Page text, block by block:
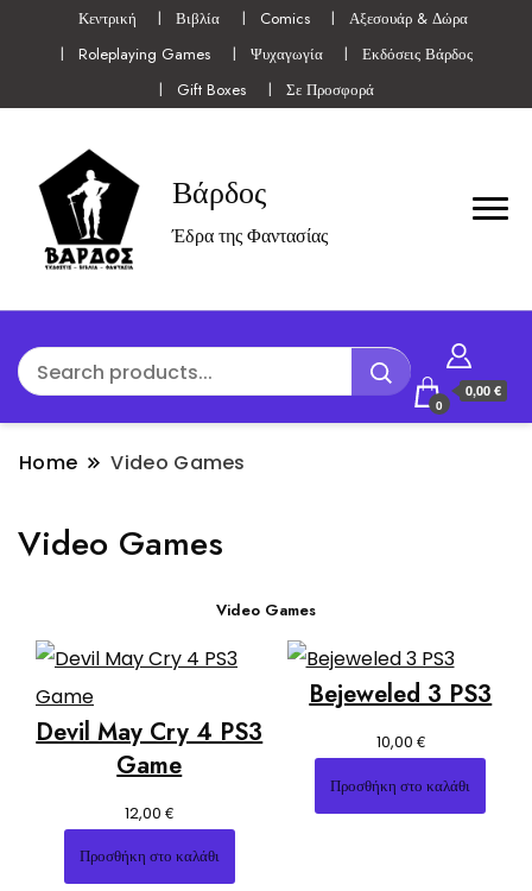
Κεντρική Βιβλία Comics
Αξεσουάρ & Δώρα
Roleplaying Games
Ψυχαγωγία
Εκδόσεις Βάρδος
Gift Boxes
Σε Προσφορά
Βάρδος
Έδρα της Φαντασίας
0
0,00 €
Home Video Games
Video Games
Video Games
Devil May Cry 4 PS3
Game
12,00€
Προσθήκη στο καλάθι
Bejeweled 3 PS3
10,00 €
Προσθήκη στο καλάθι